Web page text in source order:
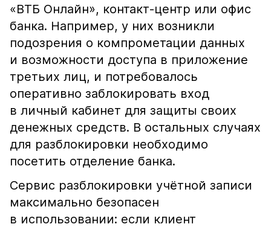
«ВТБ Онлайн», контакт-центр или офис
банка. Например, у них возникли
подозрения о компрометации данных
и возможности доступа в приложение
третьих лиц, и потребовалось
оперативно заблокировать вход
в личный кабинет для защиты своих
денежных средств. В остальных случаях
для разблокировки необходимо
посетить отделение банка.
Сервис разблокировки учётной записи
максимально безопасен
в использовании: если клиент